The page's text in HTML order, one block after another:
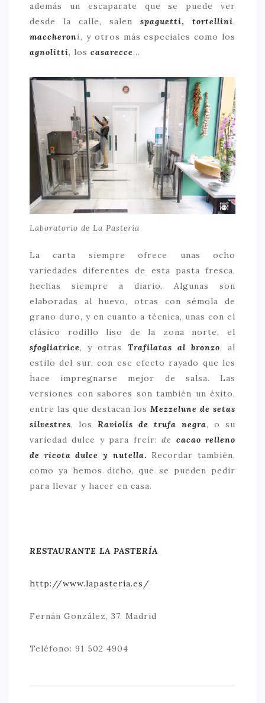
además un escaparate que se puede ver
desde la calle, salen spaguetti, tortellini,
maccheroni, y otros más especiales como los
agnolitti, los casarecce…
Laboratorio de La Pastería
La carta siempre ofrece unas ocho
variedades diferentes de esta pasta fresca,
hechas siempre a diario. Algunas son
elaboradas al huevo, otras con sémola de
grano duro, y en cuanto a técnica, unas con el
clásico rodillo liso de la zona norte, el
sfogliatrice, y otras Trafilatas al bronzo, al
estilo del sur, con ese efecto rayado que les
hace impregnarse mejor de salsa. Las
versiones con sabores son también un éxito,
entre las que destacan los Mezzelune de setas
silvestres, los Raviolis de trufa negra, o su
variedad dulce y para freír:de cacao relleno
de ricota dulce y nutella. Recordar también,
como ya hemos dicho, que se pueden pedir
para llevar y hacer en casa.
RESTAURANTE LA PASTERÍA
http://www.lapasteria.es/
Fernán González, 37. Madrid
Teléfono: 91 502 4904